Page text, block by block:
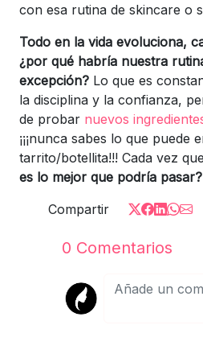
con esa rutina de skincare o
Todo en la vida evoluciona,
¿por qué habría nuestra
excepción? Lo que es
la disciplina y la confianza,
de probar nuevos
¡¡¡nunca sabes lo que puede
tarrito/botellita!!! Cada vez
es lo mejor que podría pasar?
0 Comentarios
Compartir